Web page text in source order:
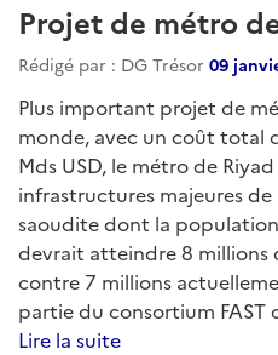
Projet de métro
Rédigé par : DG Trésor 09
Plus important projet de
monde, avec un coût total
Mds USD, le métro de
infrastructures majeures de
saoudite dont la
devrait atteindre 8 millions
contre 7 millions
partie du consortium FAST
Lire la suite